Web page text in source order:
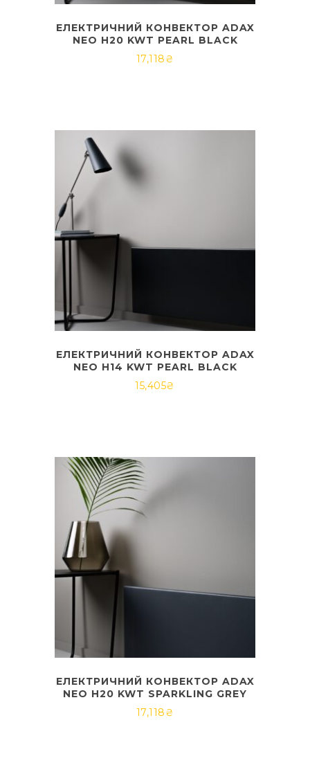
ЕЛЕКТРИЧНИЙ КОНВЕКТОР ADAX
NEO H20 KWT PEARL BLACK
17,118₴
ЕЛЕКТРИЧНИЙ КОНВЕКТОР ADAX
NEO H14 KWT PEARL BLACK
15,405₴
ЕЛЕКТРИЧНИЙ КОНВЕКТОР ADAX
NEO H20 KWT SPARKLING GREY
17,118₴